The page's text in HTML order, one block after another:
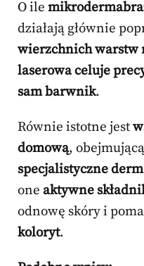
O ile
działają głównie
wierzchnich warstw
laserowa celuje
sam barwnik.
Równie istotne jest
domową, obejmującą
specjalistyczne
one aktywne
odnowę skóry i
koloryt.